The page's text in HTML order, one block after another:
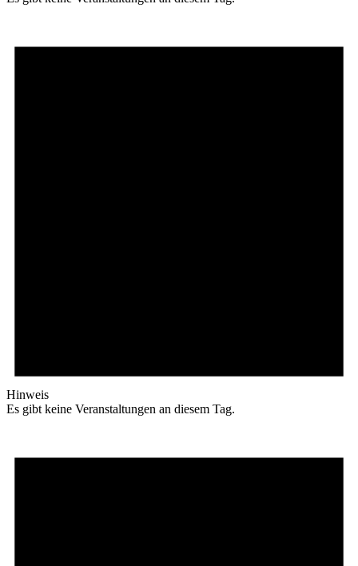
Hinweis
Es gibt keine Veranstaltungen an diesem Tag.